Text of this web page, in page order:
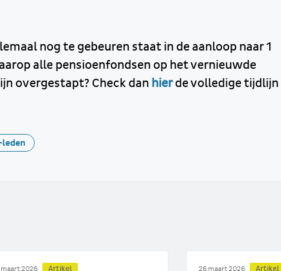
nog te gebeuren staat in de aanloop naar 1
alle pensioenfondsen op het vernieuwde
overgestapt? Check dan hierde volledige tijdlijn
leden
maart 2026 Artikel 26 maart 2026 Artikel